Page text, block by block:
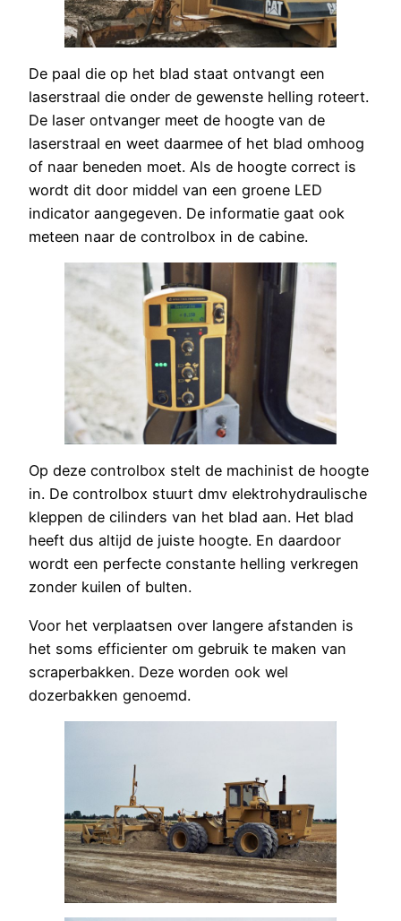
De paal die op het blad staat ontvangt een
laserstraal die onder de gewenste helling roteert.
De laser ontvanger meet de hoogte van de
laserstraal en weet daarmee of het blad omhoog
of naar beneden moet. Als de hoogte correct is
wordt dit door middel van een groene LED
indicator aangegeven. De informatie gaat ook
meteen naar de controlbox in de cabine.
Op deze controlbox stelt de machinist de hoogte
in. De controlbox stuurt dmv elektrohydraulische
kleppen de cilinders van het blad aan. Het blad
heeft dus altijd de juiste hoogte. En daardoor
wordt een perfecte constante helling verkregen
zonder kuilen of bulten.
Voor het verplaatsen over langere afstanden is
het soms efficienter om gebruik te maken van
scraperbakken. Deze worden ook wel
dozerbakken genoemd.